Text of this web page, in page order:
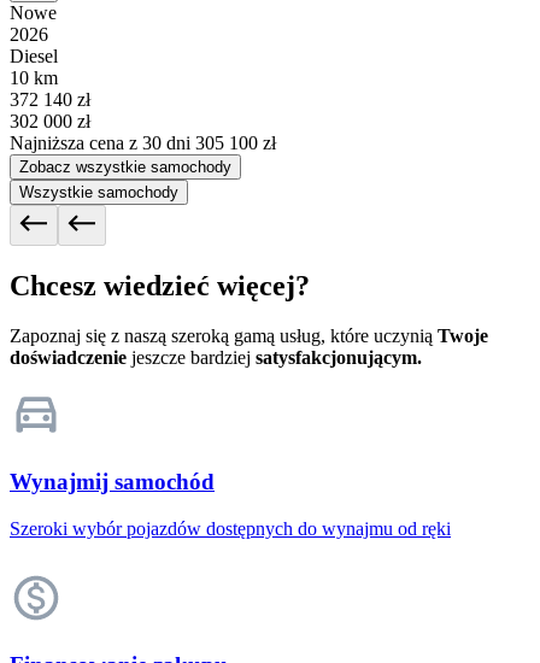
Nowe
2026
Diesel
10 km
372 140 zł
302 000 zł
Najniższa cena z 30 dni 305 100 zł
Zobacz wszystkie samochody
Wszystkie samochody
Chcesz wiedzieć więcej?
Zapoznaj się z naszą szeroką gamą usług, które uczynią Twoje
doświadczenie jeszcze bardziej satysfakcjonującym.
Wynajmij samochód
Szeroki wybór pojazdów dostępnych do wynajmu od ręki